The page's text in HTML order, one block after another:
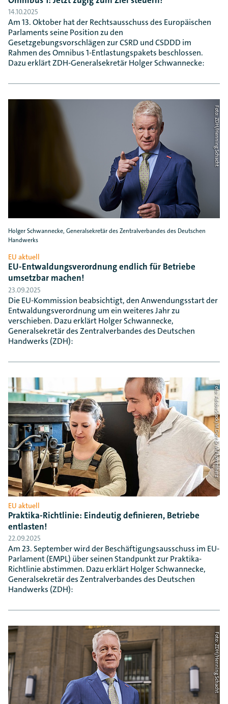
14.10.2025
Am 13. Oktober hat der Rechtsausschuss des Europäischen
Parlaments seine Position zu den
Gesetzgebungsvorschlägen zur CSRD und CSDDD im
Rahmen des Omnibus 1-Entlastungspakets beschlossen.
Dazu erklärt ZDH-Generalsekretär Holger Schwannecke:
Holger Schwannecke, Generalsekretär des Zentralverbandes des Deutschen
Handwerks
Foto: ZDH/Henning Schacht
EU aktuell
EU-Entwaldungsverordnung endlich für Betriebe
umsetzbar machen!
23.09.2025
Die EU-Kommission beabsichtigt, den Anwendungsstart der
Entwaldungsverordnung um ein weiteres Jahr zu
verschieben. Dazu erklärt Holger Schwannecke,
Generalsekretär des Zentralverbandes des Deutschen
Handwerks (ZDH):
Foto: AdobeStock/M.Dörr & M.Frommherz
EU aktuell
Praktika-Richtlinie: Eindeutig definieren, Betriebe
entlasten!
22.09.2025
Am 23. September wird der Beschäftigungsausschuss im EU-
Parlament (EMPL) über seinen Standpunkt zur Praktika-
Richtlinie abstimmen. Dazu erklärt Holger Schwannecke,
Generalsekretär des Zentralverbandes des Deutschen
Handwerks (ZDH):
Foto: ZDH/Henning Schacht